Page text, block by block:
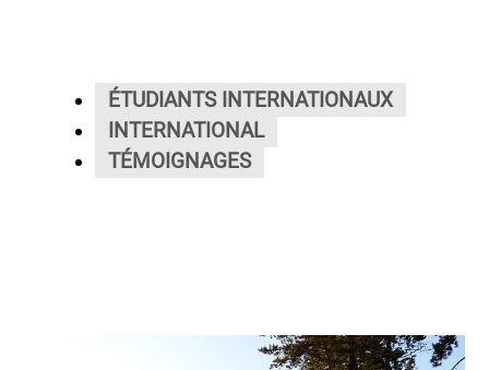
ÉTUDIANTS INTERNATIONAUX
INTERNATIONAL
TÉMOIGNAGES